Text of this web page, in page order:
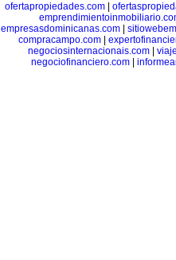
ofertapropiedades.com
empresasdominicanas.com|
compracampo.com|
negociosinternacionais.com
negociofinanciero.com